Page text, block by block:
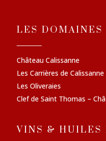
LES DOMAINES
Château Calissanne
Les Carrières de Calissanne
Les Oliveraies
Clef de Saint Thomas –
VINS & HUILES